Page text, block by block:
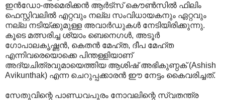
ഇന്‍ഡോ-അമെരിക്കന്‍ ആര്‍ട്സ് കൌൺ‍സില്‍ ഫിലിം
ഫെസ്റ്റിവലില്‍ എറ്റവും നല്ല സംവിധായകനും ഏറ്റവും
നല്ല നടിയ്ക്കുമുള്ള അവാർഡുകള്‍ നേടിയിരിക്കുന്നു.
കൂടെ മത്സരിച്ച ശ്യാം ബെനെഗള്‍, അടൂര്‍
ഗോപാലകൃഷ്ണന്‍, കെതന്‍ മേഹ്ത, ദീപ മേഹ്ത
എന്നിവരെയൊക്കെ പിന്തള്ളിയാണ്
അദ്യചിത്രവുമായെത്തിയ ആശിഷ് അഭികുണ്ഠക് (Ashish
Avikunthak) എന്ന ചെറുപ്പക്കാരന്‍‍ ഈ നേട്ടം കൈവരിച്ചത്.
സേതുവിന്റെ പാണ്ഡവപുരം നോവലിന്റെ സ്വതന്ത്ര